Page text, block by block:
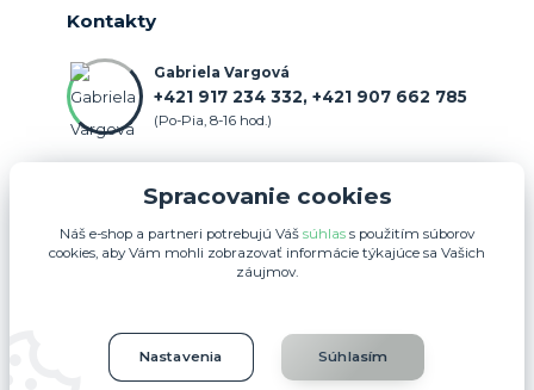
Kontakty
Gabriela Vargová
+421 917 234 332, +421 907 662 785
(Po-Pia, 8-16 hod.)
Upravit sběr cookies.
Spracovanie cookies
Náš e-shop a partneri potrebujú Váš súhlas s použitím súborov
cookies, aby Vám mohli zobrazovať informácie týkajúce sa Vašich
záujmov.
Nastavenia Súhlasím